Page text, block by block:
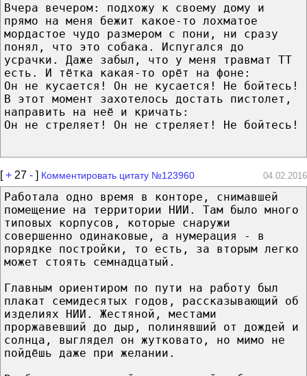
Вчера вечером: подхожу к своему дому и
прямо на меня бежит какое-то лохматое
мордастое чудо размером с пони, ни сразу
понял, что это собака. Испугался до
усрачки. Даже забыл, что у меня травмат ТТ
есть. И тётка какая-то орёт на фоне:
Он не кусается! Он не кусается! Не бойтесь!
В этот момент захотелось достать пистолет,
направить на неё и кричать:
Он не стреляет! Он не стреляет! Не бойтесь!
[+ 27 - ] Комментировать цитату №123960 04.02.2016
Работала одно время в конторе, снимавшей
помещение на территории НИИ. Там было много
типовых корпусов, которые снаружи
совершенно одинаковые, а нумерация - в
порядке постройки, то есть, за вторым легко
может стоять семнадцатый.
Главным ориентиром по пути на работу был
плакат семидесятых годов, рассказывающий об
изделиях НИИ. Жестяной, местами
проржавевший до дыр, полинявший от дождей и
солнца, выглядел он жутковато, но мимо не
пойдёшь даже при желании.